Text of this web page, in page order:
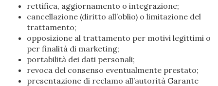
rettifica, aggiornamento o integrazione;
cancellazione (diritto all’oblio) o limitazione del
trattamento;
opposizione al trattamento per motivi legittimi o
per finalità di marketing;
portabilità dei dati personali;
revoca del consenso eventualmente prestato;
presentazione di reclamo all’autorità Garante